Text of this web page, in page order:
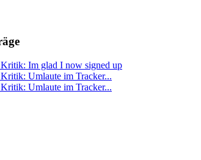
Im glad I now signed up
Umlaute im Tracker...
Umlaute im Tracker...